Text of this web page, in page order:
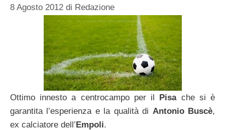
8 Agosto 2012 di Redazione
Ottimo innesto a centrocampo per il Pisache si è
garantita l’esperienza e la qualità di Antonio Buscè,
ex calciatore dell’Empoli.